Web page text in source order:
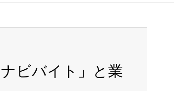
ビバイト」と業